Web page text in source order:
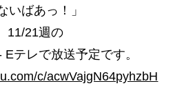
いばあっ！」
11/21週の
テレで放送予定です。
c/acwVajgN64pyhzbH